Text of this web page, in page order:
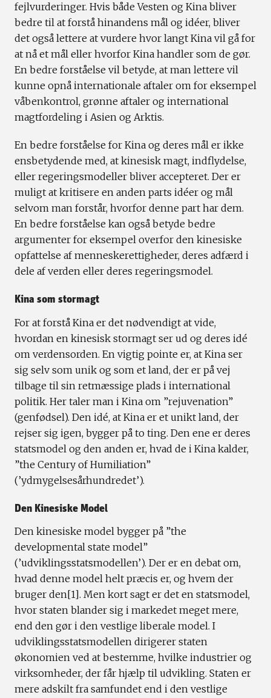
fejlvurderinger. Hvis både Vesten og Kina bliver
bedre til at forstå hinandens mål og idéer, bliver
det også lettere at vurdere hvor langt Kina vil gå for
at nå et mål eller hvorfor Kina handler som de gør.
En bedre forståelse vil betyde, at man lettere vil
kunne opnå internationale aftaler om for eksempel
våbenkontrol, grønne aftaler og international
magtfordeling i Asien og Arktis.
En bedre forståelse for Kina og deres mål er ikke
ensbetydende med, at kinesisk magt, indflydelse,
eller regeringsmodeller bliver accepteret. Der er
muligt at kritisere en anden parts idéer og mål
selvom man forstår, hvorfor denne part har dem.
En bedre forståelse kan også betyde bedre
argumenter for eksempel overfor den kinesiske
opfattelse af menneskerettigheder, deres adfærd i
dele af verden eller deres regeringsmodel.
Kina som stormagt
For at forstå Kina er det nødvendigt at vide,
hvordan en kinesisk stormagt ser ud og deres idé
om verdensorden. En vigtig pointe er, at Kina ser
sig selv som unik og som et land, der er på vej
tilbage til sin retmæssige plads i international
politik. Her taler man i Kina om ”rejuvenation”
(genfødsel). Den idé, at Kina er et unikt land, der
rejser sig igen, bygger på to ting. Den ene er deres
statsmodel og den anden er, hvad de i Kina kalder,
”the Century of Humiliation”
(’ydmygelsesårhundredet’).
Den Kinesiske Model
Den kinesiske model bygger på ”the
developmental state model”
(’udviklingsstatsmodellen’). Der er en debat om,
hvad denne model helt præcis er, og hvem der
bruger den[1]. Men kort sagt er det en statsmodel,
hvor staten blander sig i markedet meget mere,
end den gør i den vestlige liberale model. I
udviklingsstatsmodellen dirigerer staten
økonomien ved at bestemme, hvilke industrier og
virksomheder, der får hjælp til udvikling. Staten er
mere adskilt fra samfundet end i den vestlige